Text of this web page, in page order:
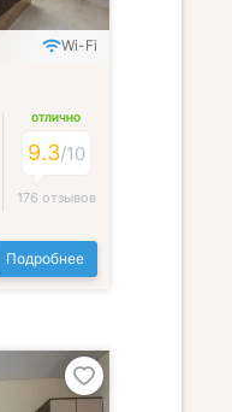
Wi-Fi
ОТЛИЧНО
9.3/10
176 отзывов
Подробнее